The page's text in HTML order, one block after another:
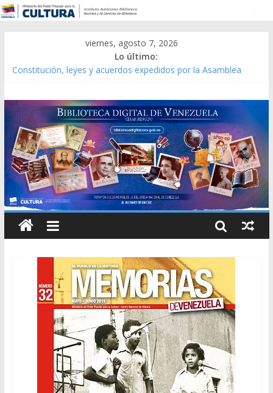
viernes, agosto 7, 2026
Lo último:
Catálogo temático de obras de Modesta Bor
Constitución, leyes y acuerdos expedidos por la Asamblea
Una Parálisis [material gráfico]
Modesta Bor Sánchez [material gráfico]
Gaceta Oficial de la República de Venezuela año CXXXIII Mes V,
Caracas 09 de marzo de 2006 N° 38.394